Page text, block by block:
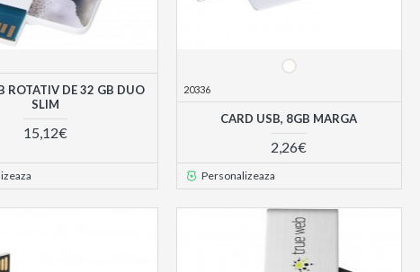
ROTATIV DE 32 GB DUO
SLIM
15,12€
20336
CARD USB, 8GB MARGA
2,26€
Personalizeaza